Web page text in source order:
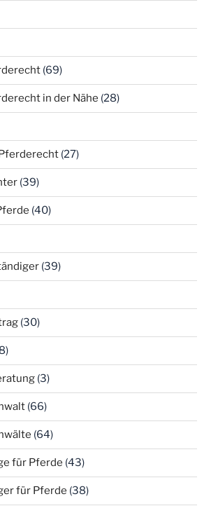
(69)
in der Nähe (28)
(27)
(39)
(40)
(39)
(30)
(3)
(66)
(64)
für Pferde (43)
für Pferde (38)